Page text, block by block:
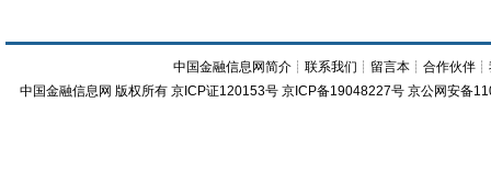
中国金融信息网简介 ┊联系我们 ┊ 留言本 ┊合作伙伴 ┊
中国金融信息网 版权所有 京ICP证120153号 京ICP备19048227号 京公网安备